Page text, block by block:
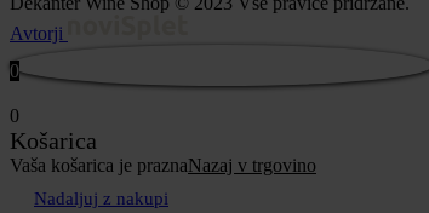
Avtorji
0
0
Košarica
Vaša košarica je praznaNazaj v trgovino
Nadaljuj z nakupi